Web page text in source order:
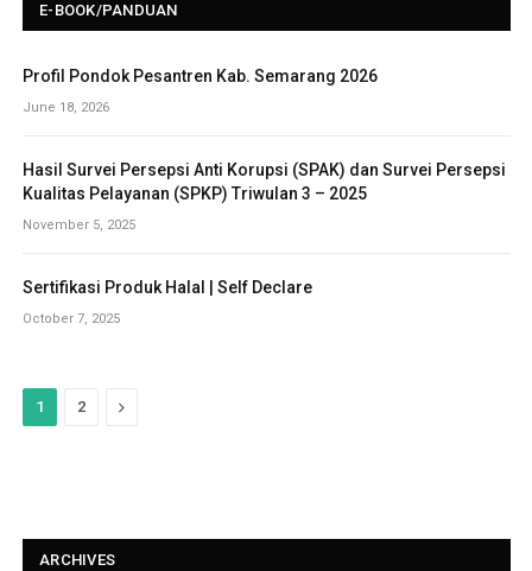
E-BOOK/PANDUAN
Profil Pondok Pesantren Kab. Semarang 2026
June 18, 2026
Hasil Survei Persepsi Anti Korupsi (SPAK) dan Survei Persepsi
Kualitas Pelayanan (SPKP) Triwulan 3 – 2025
November 5, 2025
Sertifikasi Produk Halal | Self Declare
October 7, 2025
1 2
N
ARCHIVES